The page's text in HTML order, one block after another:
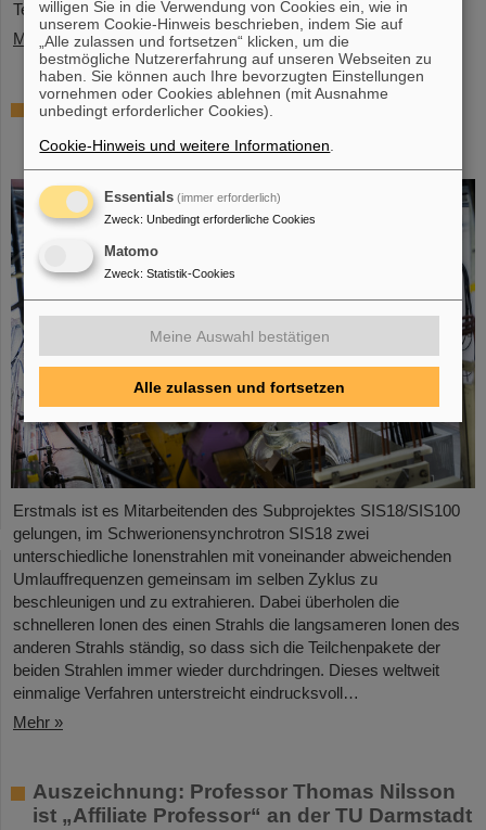
Teilchenbeschleunigeranlage FAIR.…
Mehr »
Gleichzeitige Beschleunigung von zwei
Ringbeschleuniger SIS18 demonstriert
Erstmals ist es Mitarbeitenden des Subprojektes SIS18/SIS100
gelungen, im Schwerionensynchrotron SIS18 zwei
unterschiedliche Ionenstrahlen mit voneinander abweichenden
Umlauffrequenzen gemeinsam im selben Zyklus zu
beschleunigen und zu extrahieren. Dabei überholen die
schnelleren Ionen des einen Strahls die langsameren Ionen des
anderen Strahls ständig, so dass sich die Teilchenpakete der
beiden Strahlen immer wieder durchdringen. Dieses weltweit
einmalige Verfahren unterstreicht eindrucksvoll…
Mehr »
Auszeichnung: Professor Thomas Nilsson
ist „Affiliate Professor“ an der TU Darmstadt
willigen Sie in die Verwendung von Cookies ein, wie in
unserem Cookie-Hinweis beschrieben, indem Sie auf
„Alle zulassen und fortsetzen“ klicken, um die
bestmögliche Nutzererfahrung auf unseren Webseiten zu
haben. Sie können auch Ihre bevorzugten Einstellungen
vornehmen oder Cookies ablehnen (mit Ausnahme
unbedingt erforderlicher Cookies).
Cookie-Hinweis und weitere Informationen
Essentials (immer erforderlich)
Zweck: Unbedingt erforderliche Cookies
Matomo
Zweck: Statistik-Cookies
Meine Auswahl bestätigen
Alle zulassen und fortsetzen